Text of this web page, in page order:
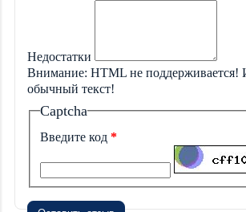
Недостатки
Внимание: HTML не поддерживается!
обычный текст!
Captcha
Введите код